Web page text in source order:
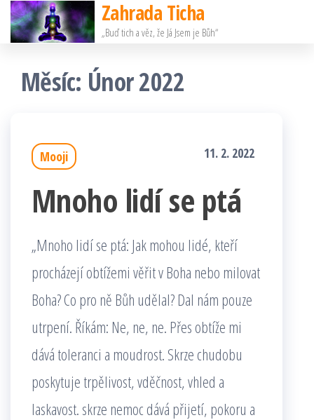
Přeskočit
na
obsah
Zahrada Ticha
„Buď tich a věz, že Já Jsem je Bůh“
Měsíc: Únor 2022
Mooji 11. 2. 2022
Mnoho lidí se ptá
„Mnoho lidí se ptá: Jak mohou lidé, kteří
procházejí obtížemi věřit v Boha nebo milovat
Boha? Co pro ně Bůh udělal? Dal nám pouze
utrpení. Říkám: Ne, ne, ne. Přes obtíže mi
dává toleranci a moudrost. Skrze chudobu
poskytuje trpělivost, vděčnost, vhled a
laskavost. skrze nemoc dává přijetí, pokoru a